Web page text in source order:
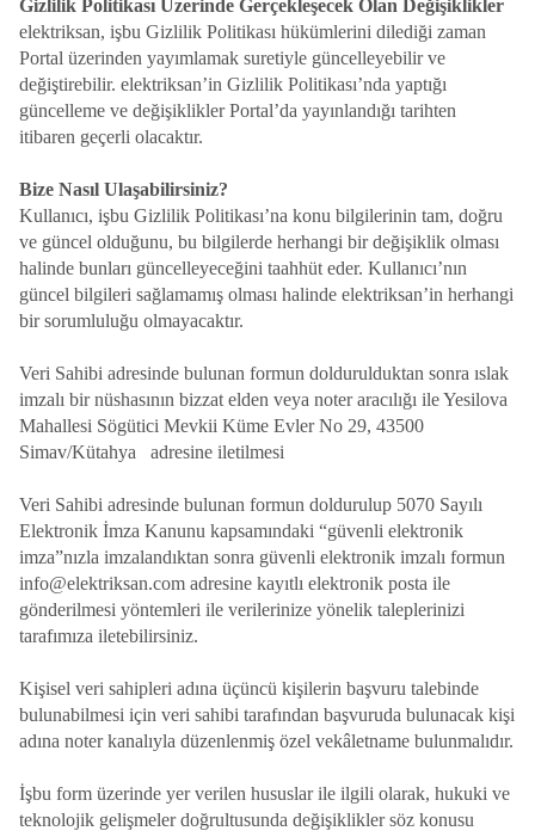
Gizlilik Politikası Üzerinde Gerçekleşecek Olan Değişiklikler
elektriksan, işbu Gizlilik Politikası hükümlerini dilediği zaman
Portal üzerinden yayımlamak suretiyle güncelleyebilir ve
değiştirebilir. elektriksan’in Gizlilik Politikası’nda yaptığı
güncelleme ve değişiklikler Portal’da yayınlandığı tarihten
itibaren geçerli olacaktır.
Bize Nasıl Ulaşabilirsiniz?
Kullanıcı, işbu Gizlilik Politikası’na konu bilgilerinin tam, doğru
ve güncel olduğunu, bu bilgilerde herhangi bir değişiklik olması
halinde bunları güncelleyeceğini taahhüt eder. Kullanıcı’nın
güncel bilgileri sağlamamış olması halinde elektriksan’in herhangi
bir sorumluluğu olmayacaktır.
Veri Sahibi adresinde bulunan formun doldurulduktan sonra ıslak
imzalı bir nüshasının bizzat elden veya noter aracılığı ile Yesilova
Mahallesi Sögütici Mevkii Küme Evler No 29, 43500
Simav/Kütahya adresine iletilmesi
Veri Sahibi adresinde bulunan formun doldurulup 5070 Sayılı
Elektronik İmza Kanunu kapsamındaki “güvenli elektronik
imza”nızla imzalandıktan sonra güvenli elektronik imzalı formun
info@elektriksan.com adresine kayıtlı elektronik posta ile
gönderilmesi yöntemleri ile verilerinize yönelik taleplerinizi
tarafımıza iletebilirsiniz.
Kişisel veri sahipleri adına üçüncü kişilerin başvuru talebinde
bulunabilmesi için veri sahibi tarafından başvuruda bulunacak kişi
adına noter kanalıyla düzenlenmiş özel vekâletname bulunmalıdır.
İşbu form üzerinde yer verilen hususlar ile ilgili olarak, hukuki ve
teknolojik gelişmeler doğrultusunda değişiklikler söz konusu